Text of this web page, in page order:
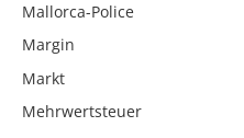
Mallorca-Police
Margin
Markt
Mehrwertsteuer